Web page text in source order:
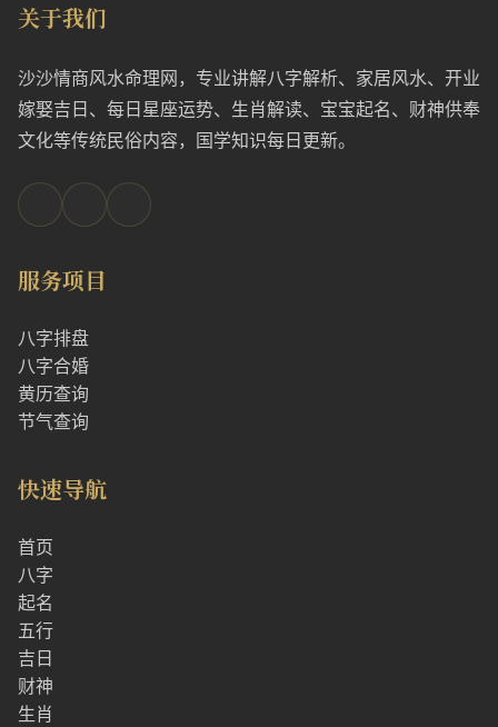
关于我们
沙沙情商风水命理网，专业讲解八字解析、家居风水、开业
嫁娶吉日、每日星座运势、生肖解读、宝宝起名、财神供奉
文化等传统民俗内容，国学知识每日更新。
服务项目
八字排盘
八字合婚
黄历查询
节气查询
快速导航
首页
八字
起名
五行
吉日
财神
生肖